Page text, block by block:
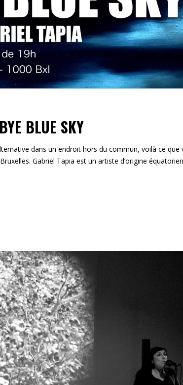
BLUE SKY
dans un endroit hors du commun, voilà ce que
Gabriel Tapia est un artiste d’origine